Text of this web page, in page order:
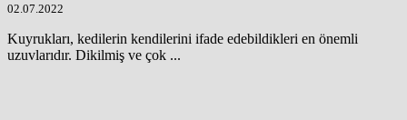
02.07.2022
Kuyrukları, kedilerin kendilerini ifade edebildikleri en önemli
uzuvlarıdır. Dikilmiş ve çok ...